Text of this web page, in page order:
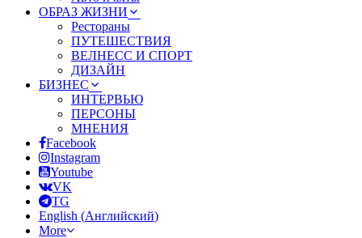
ОБРАЗ ЖИЗНИ
Рестораны
ПУТЕШЕСТВИЯ
ВЕЛНЕСС И СПОРТ
ДИЗАЙН
БИЗНЕС
ИНТЕРВЬЮ
ПЕРСОНЫ
МНЕНИЯ
Facebook
Instagram
Youtube
VK
TG
English (Английский)
More